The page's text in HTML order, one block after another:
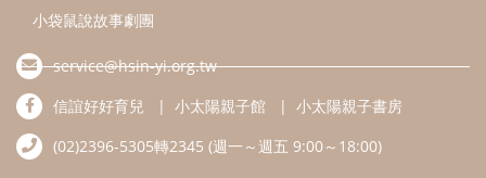
小袋鼠說故事劇團
service@hsin-yi.org.tw
信誼好好育兒
小太陽親子館
小太陽親子書房
(02)2396-5305轉2345 (週一～週五 9:00～18:00)